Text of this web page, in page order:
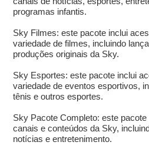
programas infantis.
Sky Filmes: este pacote inclui
variedade de filmes, incluindo
produções originais da Sky.
Sky Esportes: este pacote inclui
variedade de eventos esportivos,
tênis e outros esportes.
Sky Pacote Completo: este
canais e conteúdos da Sky,
notícias e entretenimento.